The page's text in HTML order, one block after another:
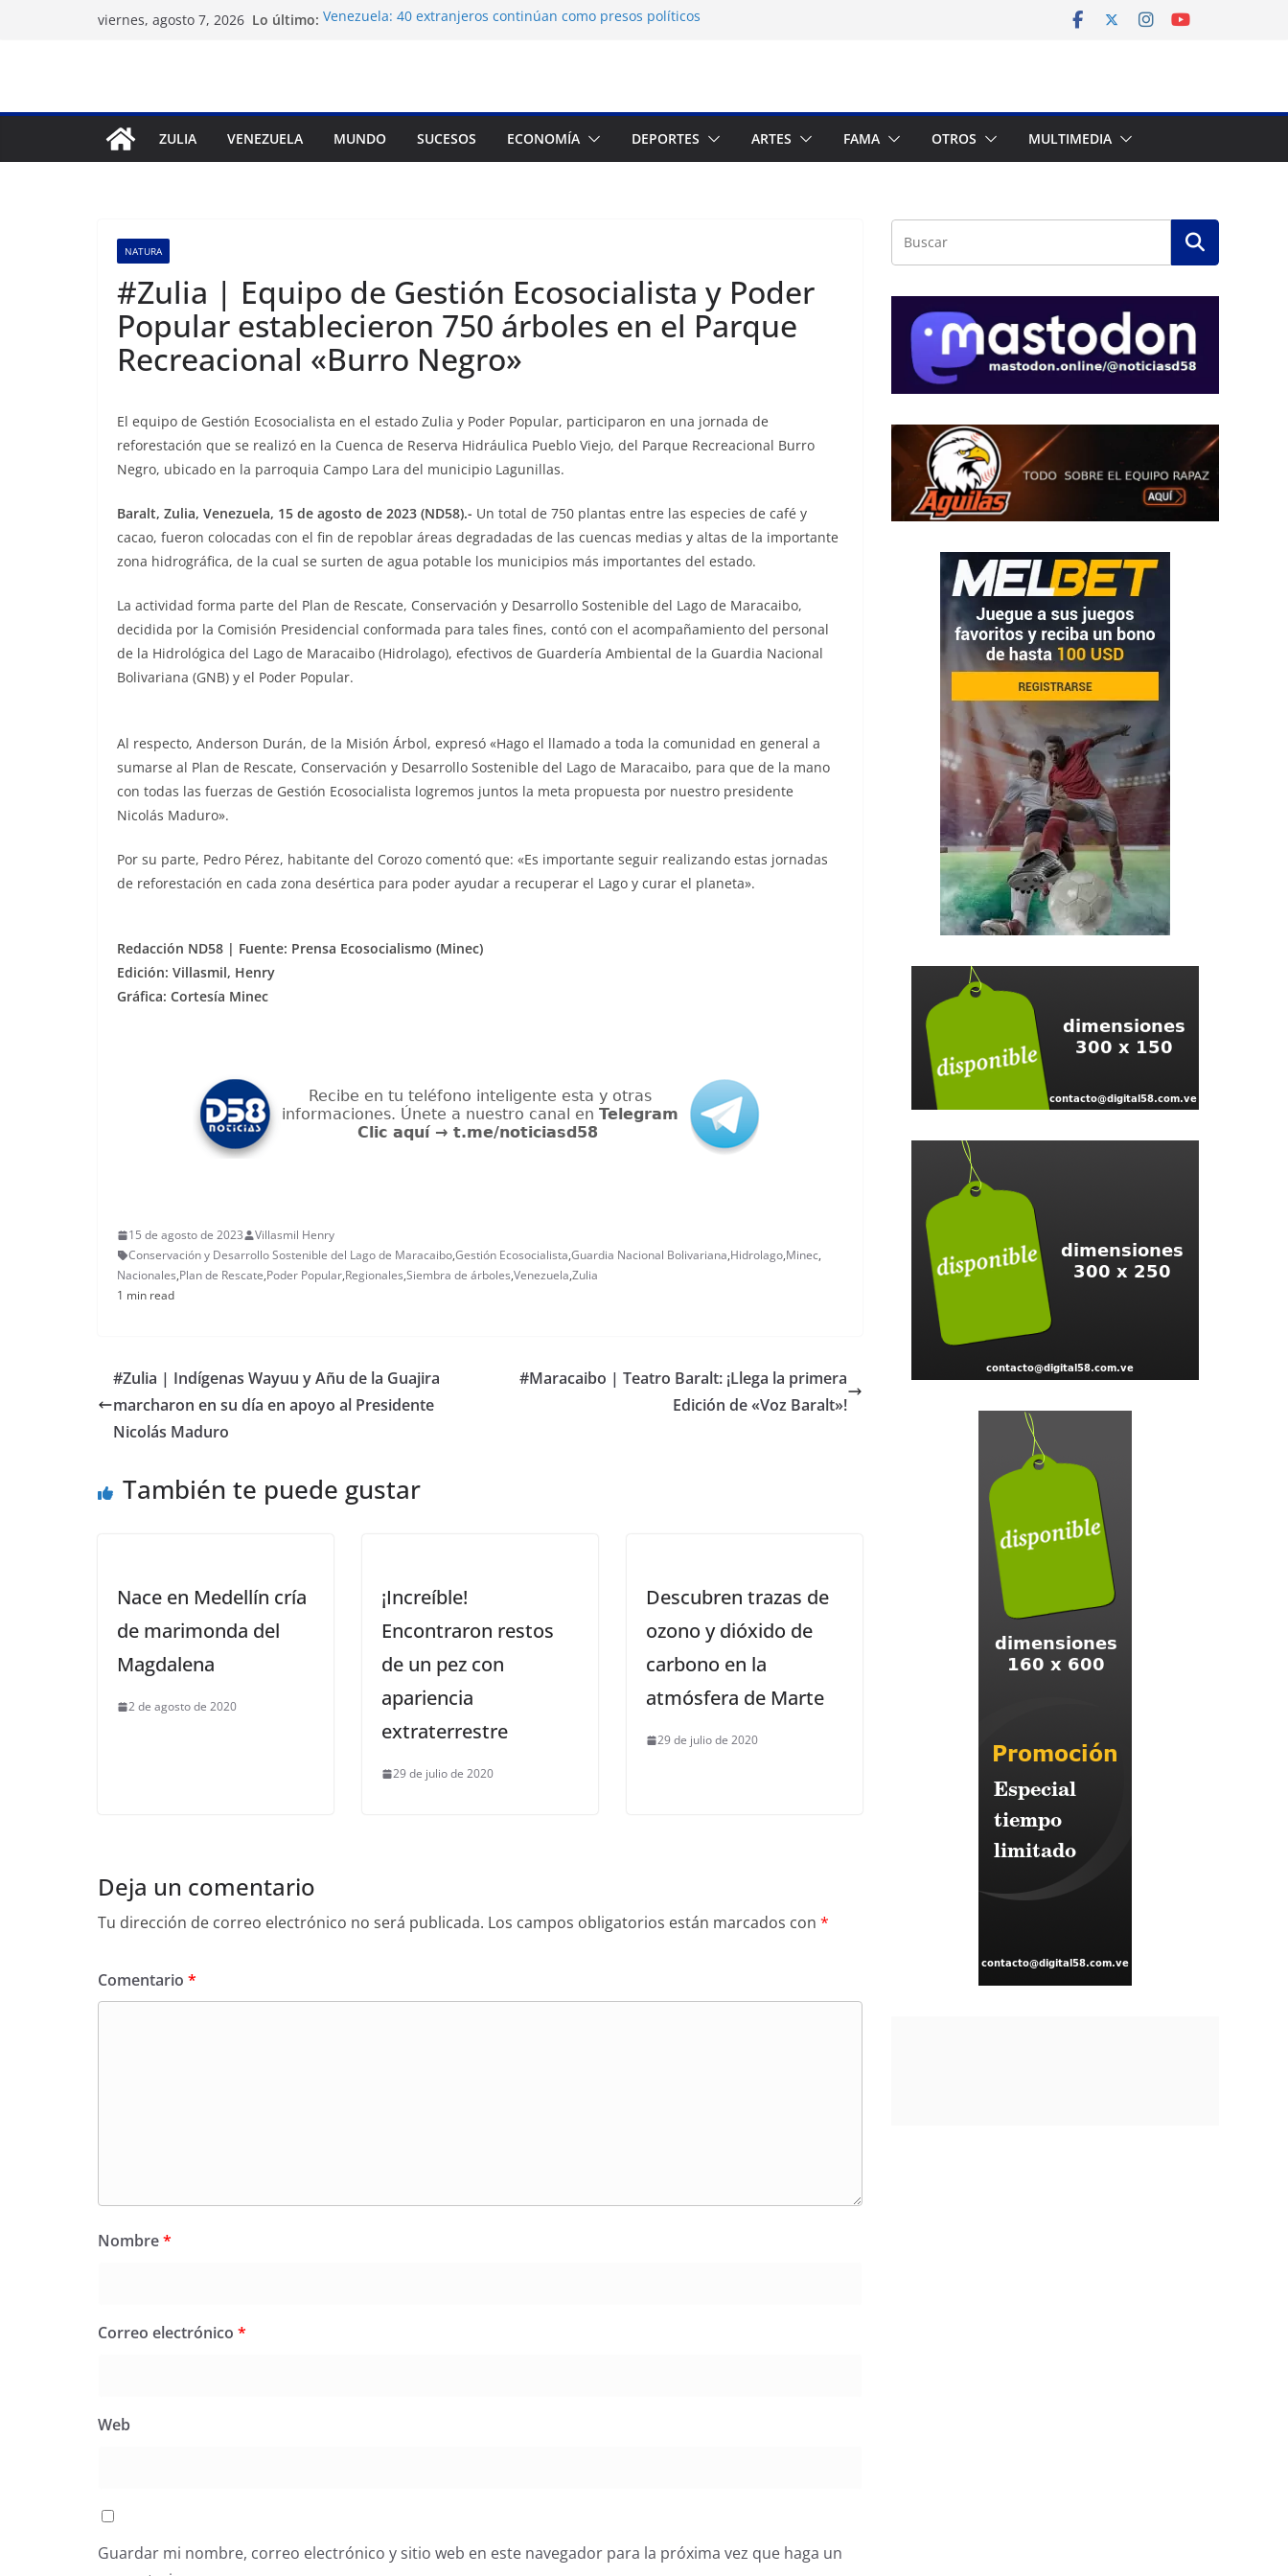
viernes, agosto 7, 2026 Lo último: Venezuela: 40 extranjeros continúan como presos políticos
Venezuela
Vente Venezuela exige justicia por muerte del preso
ZULIA VENEZUELA MUNDO SUCESOS ECONOMÍA DEPORTES ARTES FAMA OTROS MULTIMEDIA
NATURA
#Zulia | Equipo de Gestión Ecosocialista y Poder
Popular establecieron 750 árboles en el Parque
Recreacional «Burro Negro»
El equipo de Gestión Ecosocialista en el estado Zulia y Poder Popular, participaron en una jornada de
reforestación que se realizó en la Cuenca de Reserva Hidráulica Pueblo Viejo, del Parque Recreacional Burro
Negro, ubicado en la parroquia Campo Lara del municipio Lagunillas.
Baralt, Zulia, Venezuela, 15 de agosto de 2023 (ND58).- Un total de 750 plantas entre las especies de café y
cacao, fueron colocadas con el fin de repoblar áreas degradadas de las cuencas medias y altas de la importante
zona hidrográfica, de la cual se surten de agua potable los municipios más importantes del estado.
La actividad forma parte del Plan de Rescate, Conservación y Desarrollo Sostenible del Lago de Maracaibo,
decidida por la Comisión Presidencial conformada para tales fines, contó con el acompañamiento del personal
de la Hidrológica del Lago de Maracaibo (Hidrolago), efectivos de Guardería Ambiental de la Guardia Nacional
Bolivariana (GNB) y el Poder Popular.
Al respecto, Anderson Durán, de la Misión Árbol, expresó «Hago el llamado a toda la comunidad en general a
sumarse al Plan de Rescate, Conservación y Desarrollo Sostenible del Lago de Maracaibo, para que de la mano
con todas las fuerzas de Gestión Ecosocialista logremos juntos la meta propuesta por nuestro presidente
Nicolás Maduro».
Por su parte, Pedro Pérez, habitante del Corozo comentó que: «Es importante seguir realizando estas jornadas
de reforestación en cada zona desértica para poder ayudar a recuperar el Lago y curar el planeta».
Redacción ND58 | Fuente: Prensa Ecosocialismo (Minec)
Edición: Villasmil, Henry
Gráfica: Cortesía Minec
15 de agosto de 2023
Villasmil Henry
Conservación y Desarrollo Sostenible del Lago de Maracaibo,Gestión Ecosocialista,Guardia Nacional Bolivariana,Hidrolago,Minec,
Nacionales,Plan de Rescate,Poder Popular,Regionales,Siembra de árboles,Venezuela,Zulia
1 min read
#Zulia | Indígenas Wayuu y Añu de la Guajira
marcharon en su día en apoyo al Presidente
Nicolás Maduro
#Maracaibo | Teatro Baralt: ¡Llega la primera
Edición de «Voz Baralt»!
También te puede gustar
Nace en Medellín cría
de marimonda del
Magdalena
2 de agosto de 2020
¡Increíble!
Encontraron restos
de un pez con
apariencia
extraterrestre
29 de julio de 2020
Descubren trazas de
ozono y dióxido de
carbono en la
atmósfera de Marte
29 de julio de 2020
Deja un comentario
Tu dirección de correo electrónico no será publicada. Los campos obligatorios están marcados con *
Comentario *
Nombre*
Correo electrónico *
Web
Guardar mi nombre, correo electrónico y sitio web en este navegador para la próxima vez que haga un